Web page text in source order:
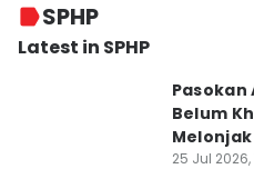
SPHP
Latest in SPHP
Pasokan
Belum
Melonjak
25 Jul 2026,